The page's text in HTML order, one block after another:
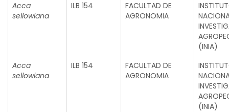
Acca
sellowiana
ILB 154
FACULTAD DE
AGRONOMIA
(INIA)
Acca
sellowiana
ILB 154
FACULTAD DE
AGRONOMIA
(INIA)